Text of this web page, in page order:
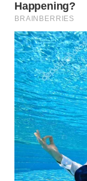
WN
TEBING
TINGGI
WN
PAKPAK
WN
KARAWANG
WN
BEKASI